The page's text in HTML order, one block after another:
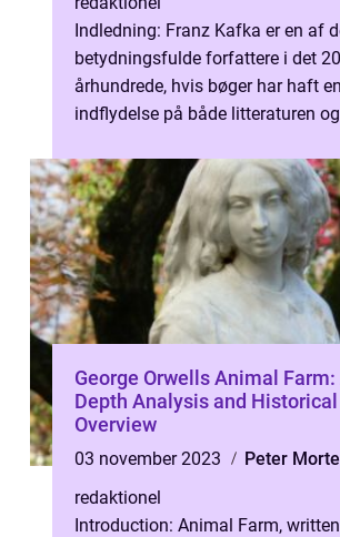
Indledning: Franz Kafka er en af
betydningsfulde forfattere i det
århundrede, hvis bøger har haft
indflydelse på både litteraturen og
dybt...
George Orwells Animal Farm:
Depth Analysis and Historical
Overview
03 november 2023
Peter
redaktionel
Introduction: Animal Farm,